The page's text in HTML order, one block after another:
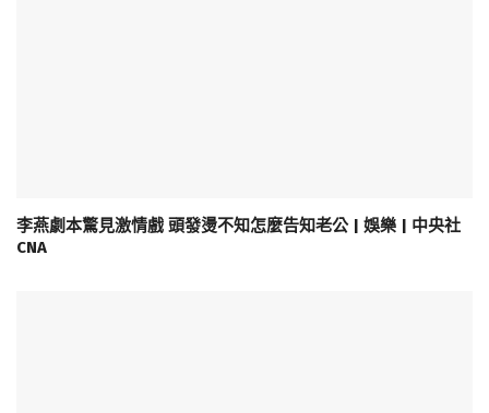
李燕劇本驚見激情戲 頭發燙不知怎麼告知老公 | 娛樂 | 中央社
CNA